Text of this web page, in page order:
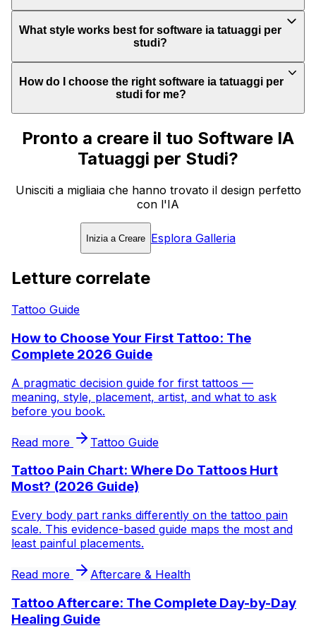
What style works best for software ia tatuaggi per
studi?
How do I choose the right software ia tatuaggi per
studi for me?
Pronto a creare il tuo Software IA
Tatuaggi per Studi?
Unisciti a migliaia che hanno trovato il design perfetto
con l'IA
Inizia a Creare Esplora Galleria
Letture correlate
Tattoo Guide
How to Choose Your First Tattoo: The
Complete 2026 Guide
A pragmatic decision guide for first tattoos —
meaning, style, placement, artist, and what to ask
before you book.
Read more Tattoo Guide
Tattoo Pain Chart: Where Do Tattoos Hurt
Most? (2026 Guide)
Every body part ranks differently on the tattoo pain
scale. This evidence-based guide maps the most and
least painful placements.
Read more Aftercare & Health
Tattoo Aftercare: The Complete Day-by-Day
Healing Guide